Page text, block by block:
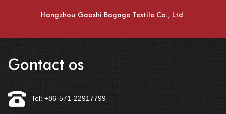
Hangzhou Gaoshi Bagage Textile Co., Ltd.
Gontact os
Tel: +86-571-22917799